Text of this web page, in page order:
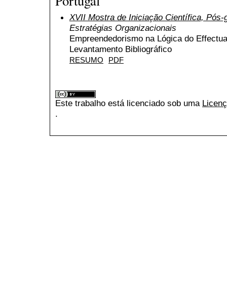
XVII Mostra de Iniciação Científica,
Estratégias Organizacionais
Empreendedorismo na Lógica do
Levantamento Bibliográfico
RESUMO PDF
Este trabalho está licenciado sob uma
.